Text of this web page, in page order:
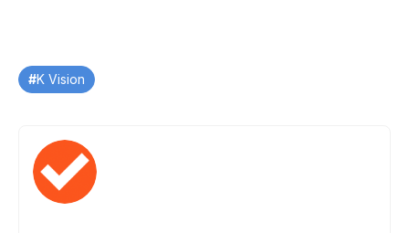
TagK Vision